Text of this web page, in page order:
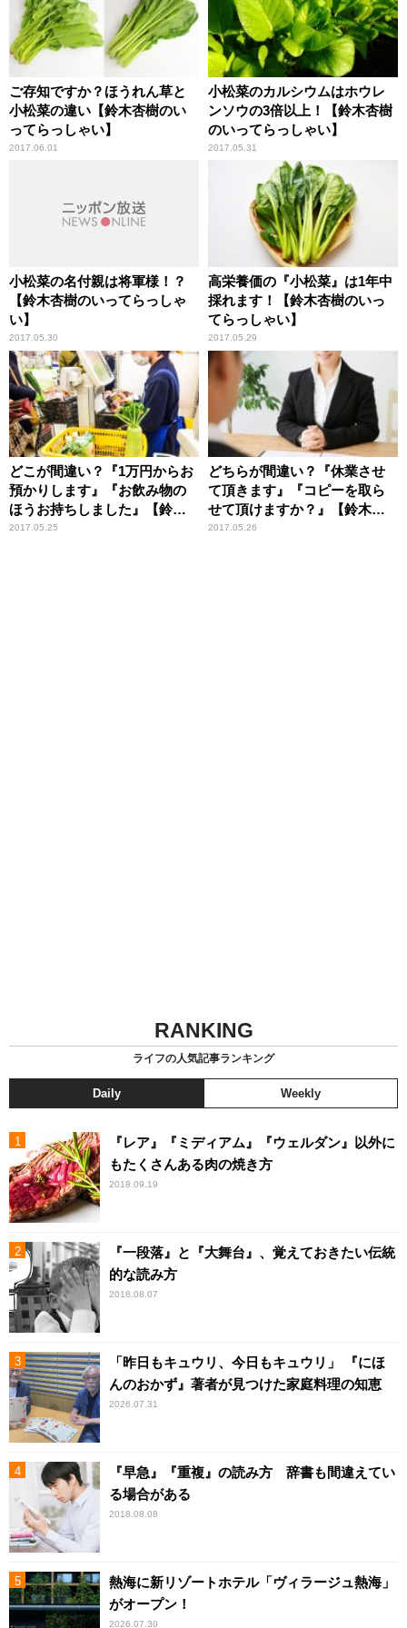
ご存知ですか？ほうれん草と
小松菜の違い【鈴木杏樹のい
ってらっしゃい】
2017.06.01
小松菜のカルシウムはホウレ
ンソウの3倍以上！【鈴木杏樹
のいってらっしゃい】
2017.05.31
小松菜の名付親は将軍様！？
【鈴木杏樹のいってらっしゃ
い】
2017.05.30
高栄養価の『小松菜』は1年中
採れます！【鈴木杏樹のいっ
てらっしゃい】
2017.05.29
どこが間違い？『1万円からお
預かりします』『お飲み物の
ほうお持ちしました』【鈴木
杏樹のいってらっしゃい】
2017.05.25
どちらが間違い？『休業させ
て頂きます』『コピーを取ら
せて頂けますか？』【鈴木杏
樹のいってらっしゃい】
2017.05.26
RANKING
ライフの人気記事ランキング
Daily Weekly
『レア』『ミディアム』『ウェルダン』以外に
もたくさんある肉の焼き方
2018.09.19
『一段落』と『大舞台』、覚えておきたい伝統
的な読み方
2018.08.07
「昨日もキュウリ、今日もキュウリ」 『にほ
んのおかず』著者が見つけた家庭料理の知恵
2026.07.31
『早急』『重複』の読み方 辞書も間違えてい
る場合がある
2018.08.08
熱海に新リゾートホテル「ヴィラージュ熱海」
がオープン！
2026.07.30